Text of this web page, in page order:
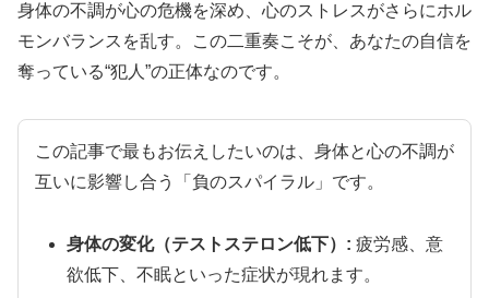
身体の不調が心の危機を深め、心のストレスがさらにホル
モンバランスを乱す。この二重奏こそが、あなたの自信を
奪っている“犯人”の正体なのです。
この記事で最もお伝えしたいのは、身体と心の不調が
互いに影響し合う「負のスパイラル」です。
身体の変化（テストステロン低下）: 疲労感、意
欲低下、不眠といった症状が現れます。